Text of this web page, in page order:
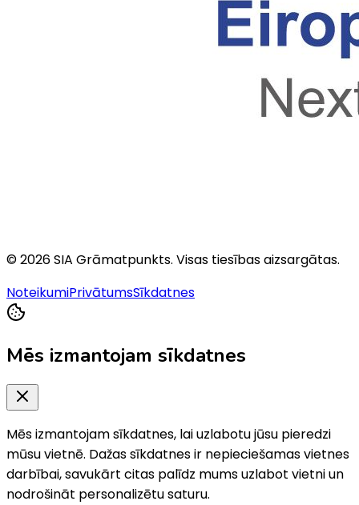
©2026SIA Grāmatpunkts. Visas tiesības aizsargātas.
NoteikumiPrivātumsSīkdatnes
Mēs izmantojam sīkdatnes
Mēs izmantojam sīkdatnes, lai uzlabotu jūsu pieredzi
mūsu vietnē. Dažas sīkdatnes ir nepieciešamas vietnes
darbībai, savukārt citas palīdz mums uzlabot vietni un
nodrošināt personalizētu saturu.